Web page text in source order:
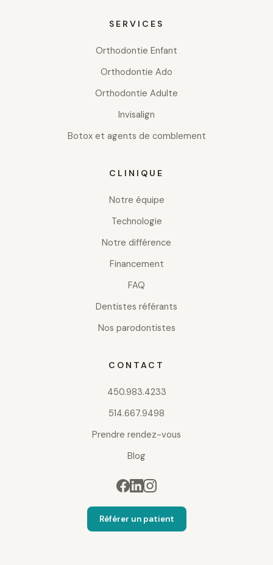
SERVICES
Orthodontie Enfant
Orthodontie Ado
Orthodontie Adulte
Invisalign
Botox et agents de comblement
CLINIQUE
Notre équipe
Technologie
Notre différence
Financement
FAQ
Dentistes référants
Nos parodontistes
CONTACT
450.983.4233
514.667.9498
Prendre rendez-vous
Blog
Référer un patient